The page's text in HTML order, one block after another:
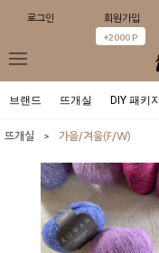
로그인 회원가입
+2000 P
브랜드 뜨개실 DIY 패키지
뜨개실 > 가을/겨울(F/W)